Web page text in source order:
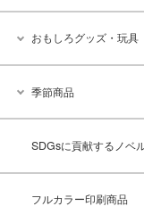
おもしろグッズ・玩具
季節商品
SDGsに貢献するノベ
フルカラー印刷商品